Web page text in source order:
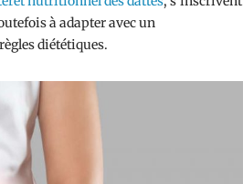
à adapter avec un
diététiques.